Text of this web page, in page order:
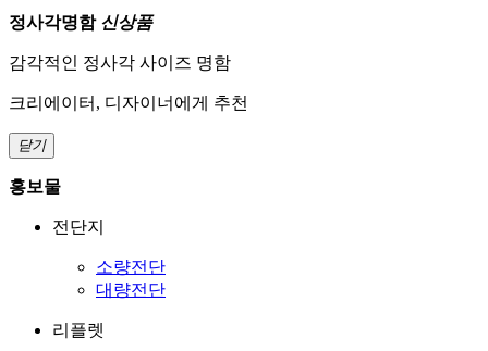
정사각명함 신상품
감각적인 정사각 사이즈 명함
크리에이터, 디자이너에게 추천
닫기
홍보물
전단지
소량전단
대량전단
리플렛